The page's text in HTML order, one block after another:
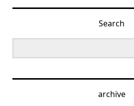
Search
archive